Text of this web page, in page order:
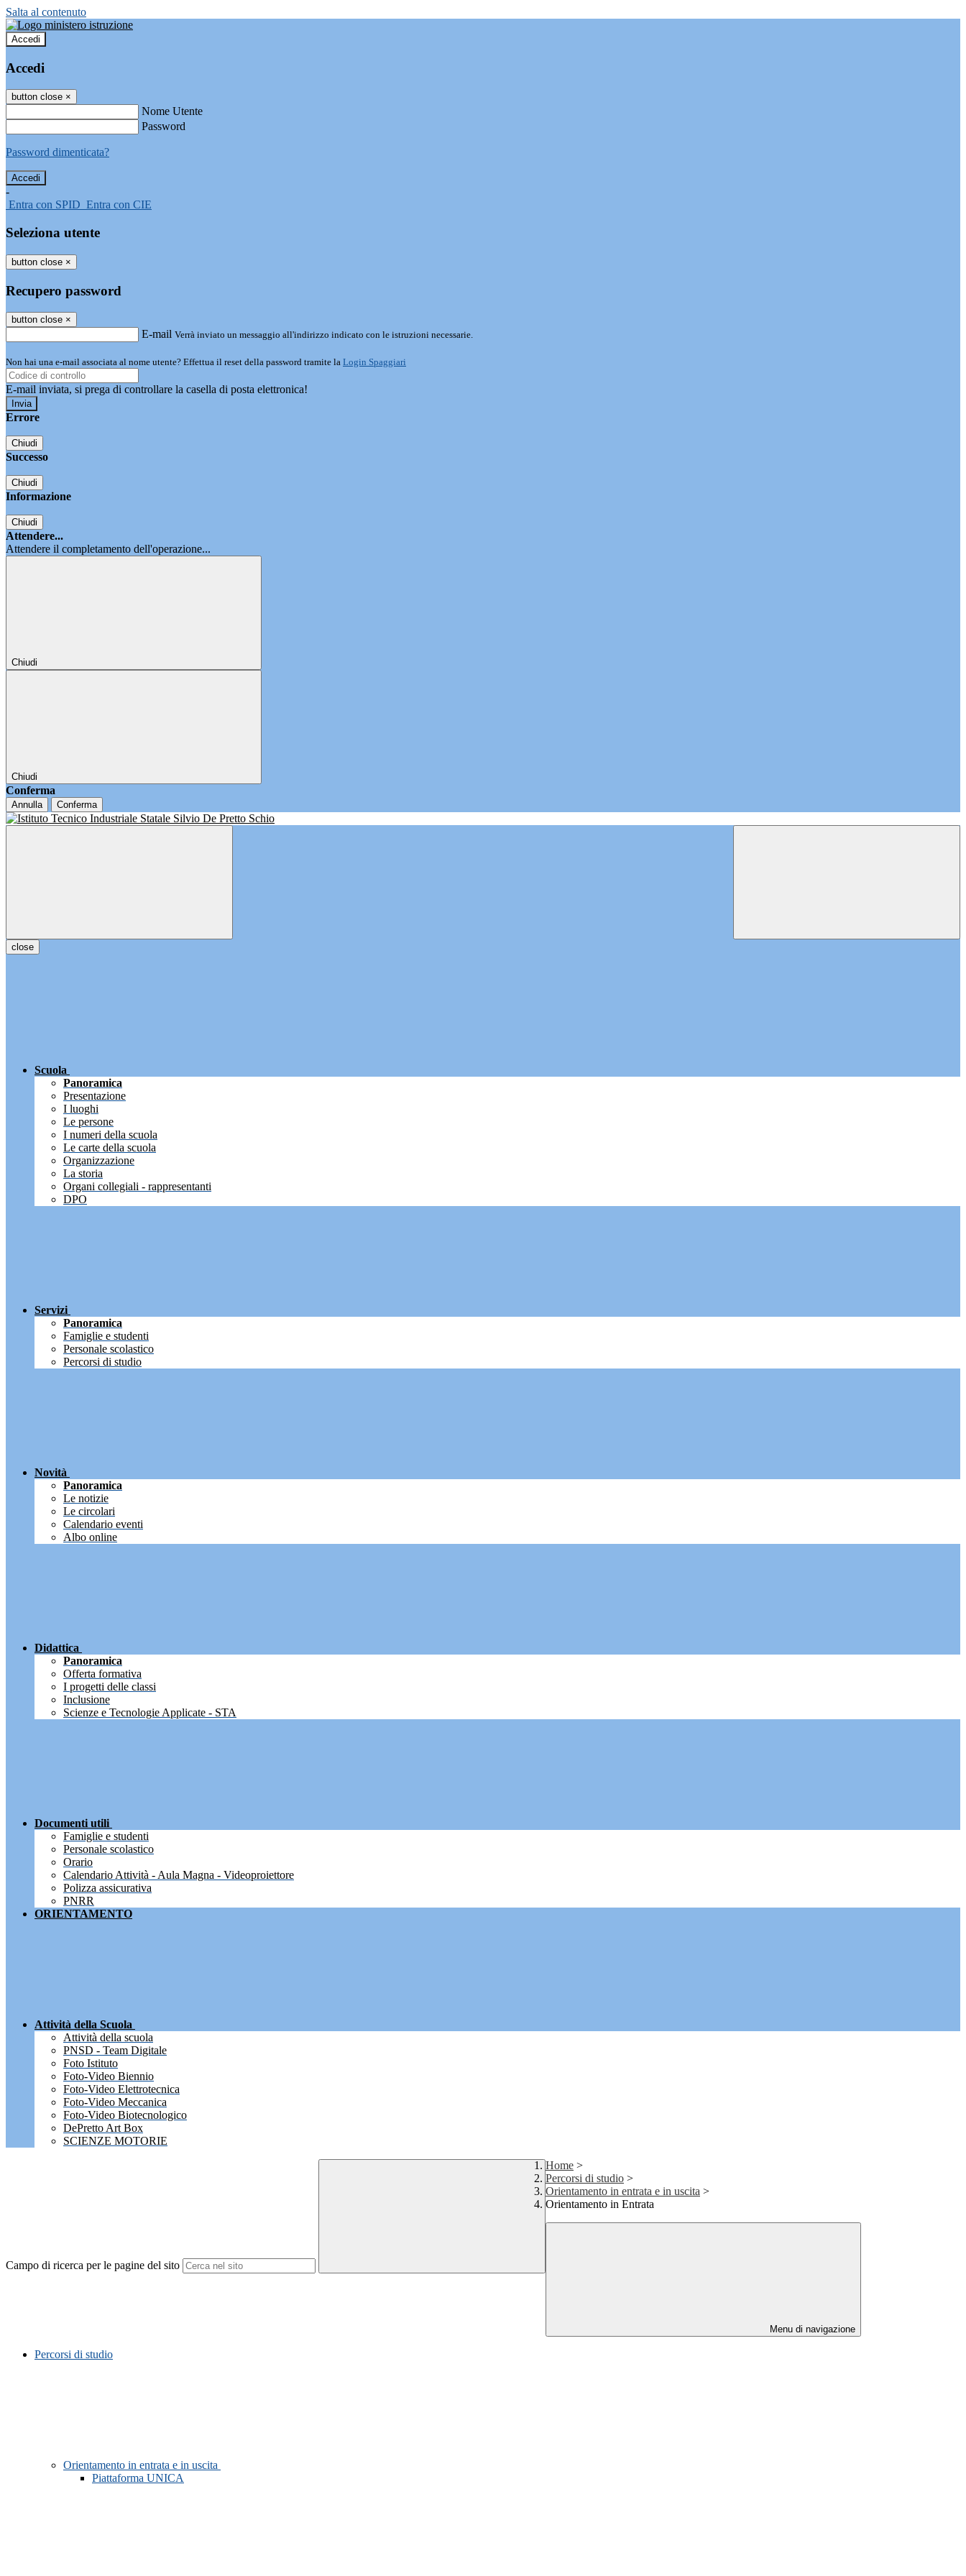
Salta al contenuto
Accedi
Accedi
button close ×
Nome Utente
Password
Password dimenticata?
-
Entra con SPID Entra con CIE
Seleziona utente
button close ×
Recupero password
button close ×
E-mail Verrà inviato un messaggio all'indirizzo indicato con le istruzioni necessarie.
Non hai una e-mail associata al nome utente? Effettua il reset della password tramite la Login Spaggiari
E-mail inviata, si prega di controllare la casella di posta elettronica!
Errore
Chiudi
Successo
Chiudi
Informazione
Chiudi
Attendere...
Attendere il completamento dell'operazione...
Chiudi
Chiudi
Conferma
Annulla Conferma
close
Scuola
Panoramica
Presentazione
I luoghi
Le persone
I numeri della scuola
Le carte della scuola
Organizzazione
La storia
Organi collegiali - rappresentanti
DPO
Servizi
Panoramica
Famiglie e studenti
Personale scolastico
Percorsi di studio
Novità
Panoramica
Le notizie
Le circolari
Calendario eventi
Albo online
Didattica
Panoramica
Offerta formativa
I progetti delle classi
Inclusione
Scienze e Tecnologie Applicate - STA
Documenti utili
Famiglie e studenti
Personale scolastico
Orario
Calendario Attività - Aula Magna - Videoproiettore
Polizza assicurativa
PNRR
ORIENTAMENTO
Attività della Scuola
Attività della scuola
PNSD - Team Digitale
Foto Istituto
Foto-Video Biennio
Foto-Video Elettrotecnica
Foto-Video Meccanica
Foto-Video Biotecnologico
DePretto Art Box
SCIENZE MOTORIE
Campo di ricerca per le pagine del sito
Home >
Percorsi di studio >
Orientamento in entrata e in uscita >
Orientamento in Entrata
Menu di navigazione
Percorsi di studio
Orientamento in entrata e in uscita
Piattaforma UNICA